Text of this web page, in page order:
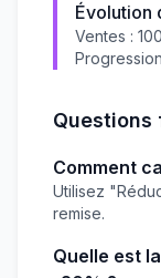
Évolution
Ventes :
Questions
Comment
Utilisez
remise.
Quelle est